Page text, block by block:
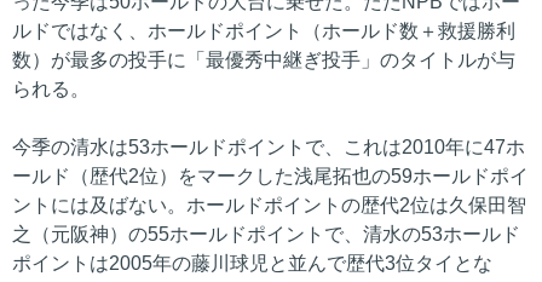
ルドではなく、ホールドポイント（ホールド数＋救援勝利
数）が最多の投手に「最優秀中継ぎ投手」のタイトルが与
られる。
今季の清水は53ホールドポイントで、これは2010年に47ホ
ールド（歴代2位）をマークした浅尾拓也の59ホールドポイ
ントには及ばない。ホールドポイントの歴代2位は久保田智
之（元阪神）の55ホールドポイントで、清水の53ホールド
ポイントは2005年の藤川球児と並んで歴代3位タイとな